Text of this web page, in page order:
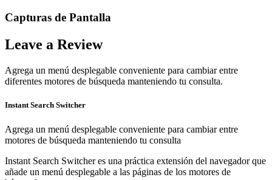
Capturas de Pantalla
Leave a Review
Agrega un menú desplegable conveniente para cambiar entre
diferentes motores de búsqueda manteniendo tu consulta.
Instant Search Switcher
Agrega un menú desplegable conveniente para cambiar entre
motores de búsqueda manteniendo tu consulta
Instant Search Switcher es una práctica extensión del navegador que
añade un menú desplegable a las páginas de los motores de